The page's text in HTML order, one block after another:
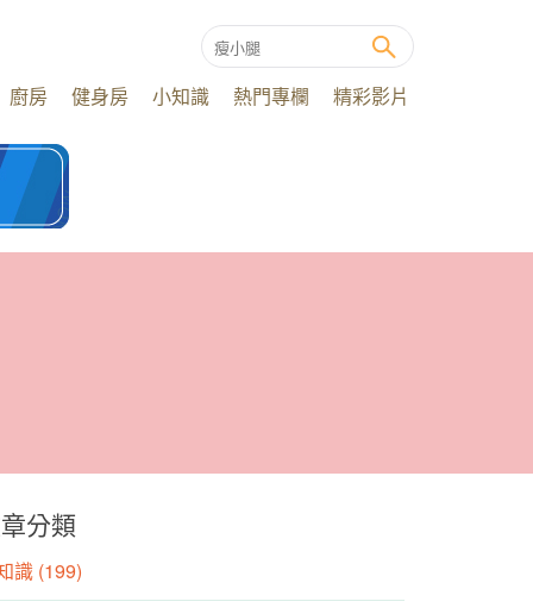
廚房 健身房 小知識 熱門專欄 精彩影片
分類
識 (199)